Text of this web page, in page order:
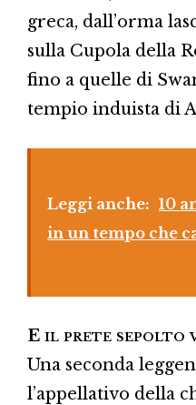
greca, dall’orma
sulla Cupola della
fino a quelle di
tempio induista di
Leggi anche: 10
in un tempo che
E il prete sepolto
Una seconda
l’appellativo della